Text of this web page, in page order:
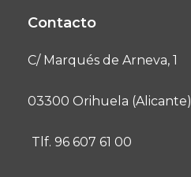
Contacto
C/ Marqués de Arneva, 1
03300 Orihuela (Alicante)
Tlf. 96 607 61 00